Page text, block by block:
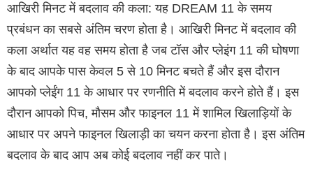
आखिरी मिनट में बदलाव की कला: यह DREAM 11 के समय
प्रबंधन का सबसे अंतिम चरण होता है। आखिरी मिनट में बदलाव की
कला अर्थात यह वह समय होता है जब टॉस और प्लेइंग 11 की घोषणा
के बाद आपके पास केवल 5 से 10 मिनट बचते हैं और इस दौरान
आपको प्लेईंग 11 के आधार पर रणनीति में बदलाव करने होते हैं। इस
दौरान आपको पिच, मौसम और फाइनल 11 में शामिल खिलाड़ियों के
आधार पर अपने फाइनल खिलाड़ी का चयन करना होता है। इस अंतिम
बदलाव के बाद आप अब कोई बदलाव नहीं कर पाते।